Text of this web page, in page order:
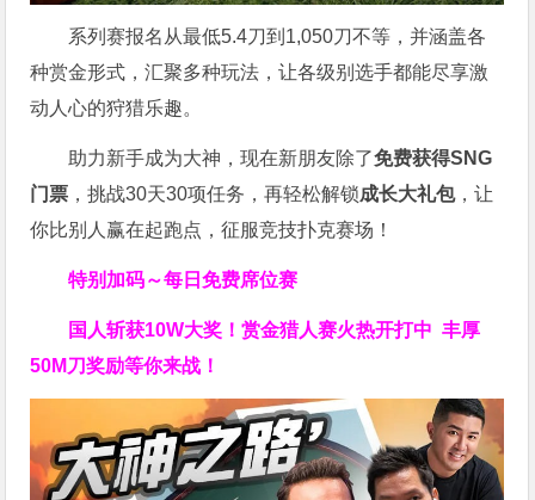
系列赛报名从最低5.4刀到1,050刀不等，并涵盖各
种赏金形式，汇聚多种玩法，让各级别选手都能尽享激
动人心的狩猎乐趣。
助力新手成为大神，现在新朋友除了免费获得SNG
门票 ，挑战30天30项任务，再轻松解锁成长大礼包，让
你比别人赢在起跑点，征服竞技扑克赛场！
特别加码～每日免费席位赛
国人斩获10W大奖！赏金猎人赛火热开打中 丰厚
50M刀奖励等你来战！